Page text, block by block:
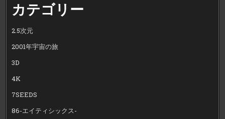
カテゴリー
2.5次元
2001年宇宙の旅
3D
4K
7SEEDS
86-エイティシックス-